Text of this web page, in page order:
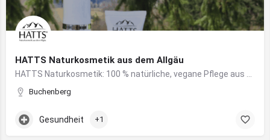
HATTS Naturkosmetik aus dem Allgäu
Buchenberg
Gesundheit +1